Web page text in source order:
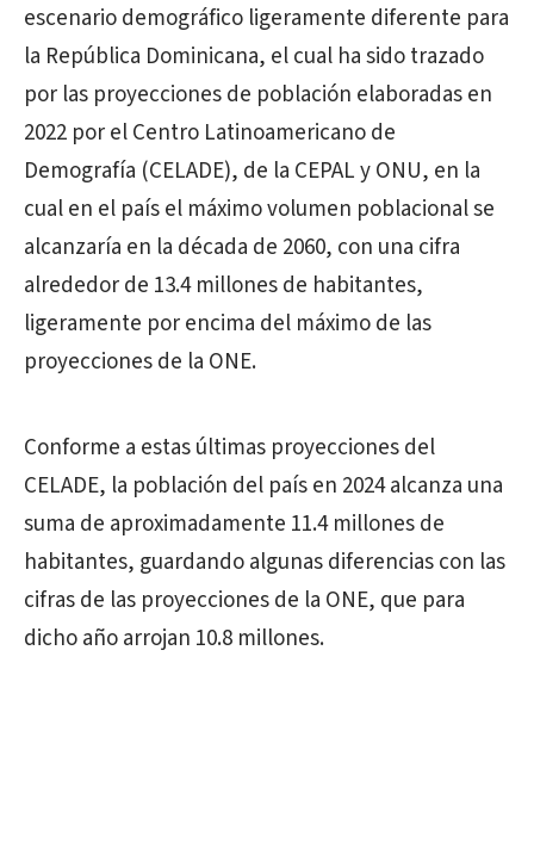
escenario demográfico ligeramente diferente para
la República Dominicana, el cual ha sido trazado
por las proyecciones de población elaboradas en
2022 por el Centro Latinoamericano de
Demografía (CELADE), de la CEPAL y ONU, en la
cual en el país el máximo volumen poblacional se
alcanzaría en la década de 2060, con una cifra
alrededor de 13.4 millones de habitantes,
ligeramente por encima del máximo de las
proyecciones de la ONE.
Conforme a estas últimas proyecciones del
CELADE, la población del país en 2024 alcanza una
suma de aproximadamente 11.4 millones de
habitantes, guardando algunas diferencias con las
cifras de las proyecciones de la ONE, que para
dicho año arrojan 10.8 millones.